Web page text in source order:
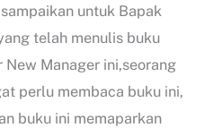
untuk Bapak
telah menulis buku
Manager ini,seorang
perlu membaca buku ini,
buku ini memaparkan